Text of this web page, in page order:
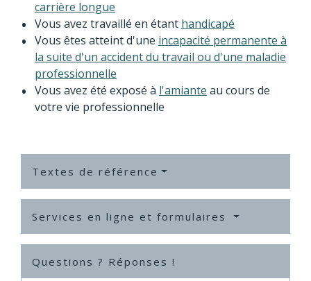
carrière longue
Vous avez travaillé en étant handicapé
Vous êtes atteint d'une incapacité permanente à
la suite d'un accident du travail ou d'une maladie
professionnelle
Vous avez été exposé à l'amiante au cours de
votre vie professionnelle
Textes de référence
Services en ligne et formulaires
Questions ? Réponses !